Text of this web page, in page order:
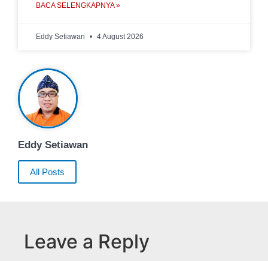
Eddy Setiawan
All Posts
BACA SELENGKAPNYA »
Eddy Setiawan 4 August 2026
Leave a Reply